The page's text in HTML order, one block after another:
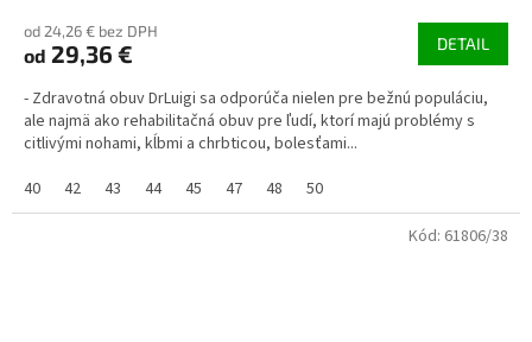
od 24,26 € bez DPH
od 29,36 € DETAIL
- Zdravotná obuv DrLuigi sa odporúča nielen pre bežnú populáciu,
ale najmä ako rehabilitačná obuv pre ľudí, ktorí majú problémy s
citlivými nohami, kĺbmi a chrbticou, bolesťami...
40
42 43 44 45 47 48 50
Kód: 61806/38